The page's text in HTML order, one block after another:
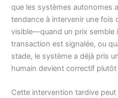
que les systèmes autonomes
tendance à intervenir une fois
visible—quand un prix semble
transaction est signalée, ou
stade, le système a déjà pris
humain devient correctif
Cette intervention tardive